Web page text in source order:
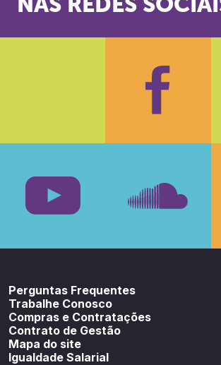
NAS REDES
Perguntas Frequentes
Trabalhe Conosco
Compras e Contratações
Contrato de Gestão
Mapa do site
Igualdade Salarial